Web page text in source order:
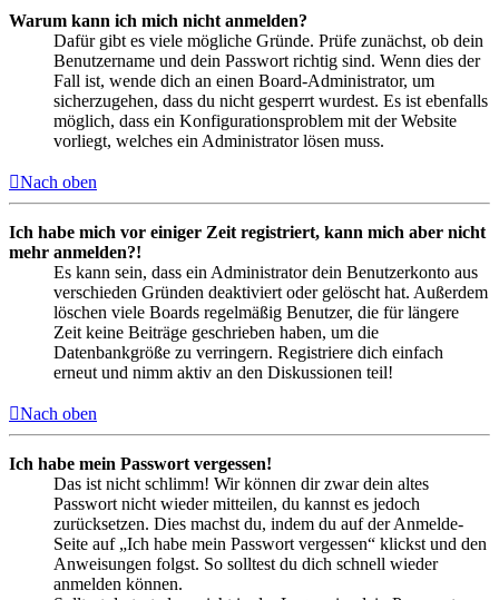
Warum kann ich mich nicht anmelden?
Dafür gibt es viele mögliche Gründe. Prüfe zunächst, ob dein
Benutzername und dein Passwort richtig sind. Wenn dies der
Fall ist, wende dich an einen Board-Administrator, um
sicherzugehen, dass du nicht gesperrt wurdest. Es ist ebenfalls
möglich, dass ein Konfigurationsproblem mit der Website
vorliegt, welches ein Administrator lösen muss.
Nach oben
Ich habe mich vor einiger Zeit registriert, kann mich aber nicht
mehr anmelden?!
Es kann sein, dass ein Administrator dein Benutzerkonto aus
verschieden Gründen deaktiviert oder gelöscht hat. Außerdem
löschen viele Boards regelmäßig Benutzer, die für längere
Zeit keine Beiträge geschrieben haben, um die
Datenbankgröße zu verringern. Registriere dich einfach
erneut und nimm aktiv an den Diskussionen teil!
Nach oben
Ich habe mein Passwort vergessen!
Das ist nicht schlimm! Wir können dir zwar dein altes
Passwort nicht wieder mitteilen, du kannst es jedoch
zurücksetzen. Dies machst du, indem du auf der Anmelde-
Seite auf „Ich habe mein Passwort vergessen“ klickst und den
Anweisungen folgst. So solltest du dich schnell wieder
anmelden können.